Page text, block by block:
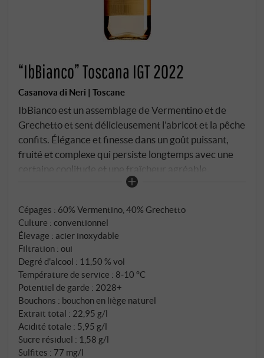
“IbBianco” Toscana IGT 2022
Casanova di Neri | Toscane
IbBianco est un assemblage de Vermentino et de
Grechetto et sent délicieusement l'abricot et la pêche
confits. Élégance et finesse dans un goût puissant,
fruité et complexe qui persiste longtemps avec une
certaine coolitude et une fraîcheur agréable.
Cépages : 60% Vermentino, 40% Grechetto
Culture : conventionnel
Élevage : acier inoxydable
Filtration : oui
Degré d'alcool : 11,50 % vol
Température de service : 8‑10 °C
Potentiel de garde : 2028+
Bouchons : bouchon en liège naturel
Extrait total : 22,95 g/l
Acidité totale : 5,95 g/l
Sucre résiduel : 1,58 g/l
Sulfites : 77 mg/l